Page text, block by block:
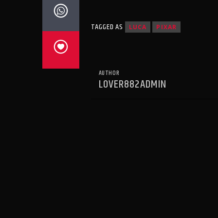
TAGGED AS LUCA PIXAR
AUTHOR
LOVER882ADMIN